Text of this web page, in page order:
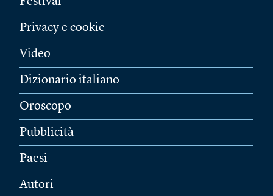
Privacy e cookie
Video
Dizionario italiano
Oroscopo
Pubblicità
Paesi
Autori